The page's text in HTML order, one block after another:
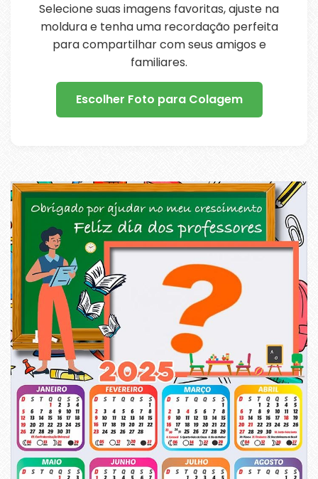
Selecione suas imagens favoritas, ajuste na
moldura e tenha uma recordação perfeita
para compartilhar com seus amigos e
familiares.
Escolher Foto para Colagem